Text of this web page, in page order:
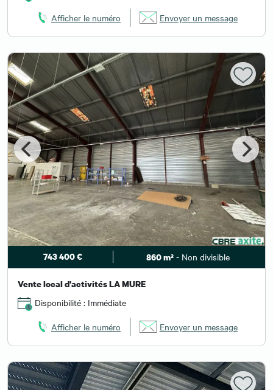
Afficher le numéro Envoyer un message
743 400 € 860 m² - Non divisible
Vente local d'activités LA MURE
Disponibilité : Immédiate
Afficher le numéro Envoyer un message